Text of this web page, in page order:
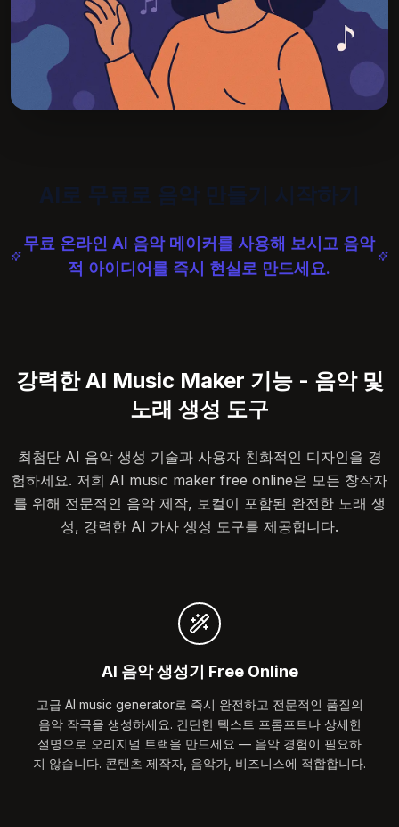
AI로 무료로 음악 만들기 시작하기
무료 온라인 AI 음악 메이커를 사용해 보시고 음악
적 아이디어를 즉시 현실로 만드세요.
강력한 AI Music Maker 기능 - 음악 및
노래 생성 도구
최첨단 AI 음악 생성 기술과 사용자 친화적인 디자인을 경
험하세요. 저희 AI music maker free online은 모든 창작자
를 위해 전문적인 음악 제작, 보컬이 포함된 완전한 노래 생
성, 강력한 AI 가사 생성 도구를 제공합니다.
AI 음악 생성기 Free Online
고급 AI music generator로 즉시 완전하고 전문적인 품질의
음악 작곡을 생성하세요. 간단한 텍스트 프롬프트나 상세한
설명으로 오리지널 트랙을 만드세요 — 음악 경험이 필요하
지 않습니다. 콘텐츠 제작자, 음악가, 비즈니스에 적합합니다.